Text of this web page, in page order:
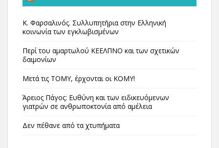
Κ. Φαρσαλινός. Συλλυπητήρια στην Ελληνική
κοινωνία των εγκλωβισμένων
Περί του αμαρτωλού ΚΕΕΛΠΝΟ και των σχετικών
δαιμονίων
Μετά τις ΤΟΜΥ, έρχονται οι ΚΟΜΥ!
Άρειος Πάγος: Ευθύνη και των ειδικευόμενων
γιατρών σε ανθρωποκτονία από αμέλεια
Δεν πέθανε από τα χτυπήματα